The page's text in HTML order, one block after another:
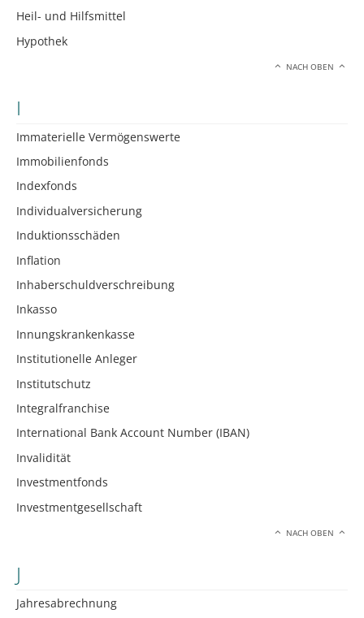
Heil- und Hilfsmittel
Hypothek
NACH OBEN
I
Immaterielle Vermögenswerte
Immobilienfonds
Indexfonds
Individualversicherung
Induktionsschäden
Inflation
Inhaberschuldverschreibung
Inkasso
Innungskrankenkasse
Institutionelle Anleger
Institutschutz
Integralfranchise
International Bank Account Number (IBAN)
Invalidität
Investmentfonds
Investmentgesellschaft
NACH OBEN
J
Jahresabrechnung